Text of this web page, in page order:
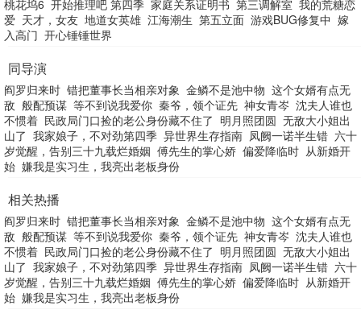
桃花坞6 开始推理吧 第四季 家庭关系证明书 第三调解室 我的荒糖恋
爱 天才，女友 地道女英雄 江海潮生 第五立面 游戏BUG修复中 嫁
入高门 开心锤锤世界
同导演
阎罗归来时 错把董事长当相亲对象 金鳞不是池中物 这个女婿有点无
敌 般配预谋 等不到说我爱你 秦爷，领个证先 神女青岑 沈夫人谁也
不惯着 民政局门口捡的老公身份藏不住了 明月照团圆 无敌大小姐出
山了 我家娘子，不对劲第四季 异世界生存指南 凤阙一诺半生错 六十
岁觉醒，告别三十九载烂婚姻 傅先生的掌心娇 偏爱降临时 从新婚开
始 嫌我是实习生，我亮出老板身份
相关热播
阎罗归来时 错把董事长当相亲对象 金鳞不是池中物 这个女婿有点无
敌 般配预谋 等不到说我爱你 秦爷，领个证先 神女青岑 沈夫人谁也
不惯着 民政局门口捡的老公身份藏不住了 明月照团圆 无敌大小姐出
山了 我家娘子，不对劲第四季 异世界生存指南 凤阙一诺半生错 六十
岁觉醒，告别三十九载烂婚姻 傅先生的掌心娇 偏爱降临时 从新婚开
始 嫌我是实习生，我亮出老板身份